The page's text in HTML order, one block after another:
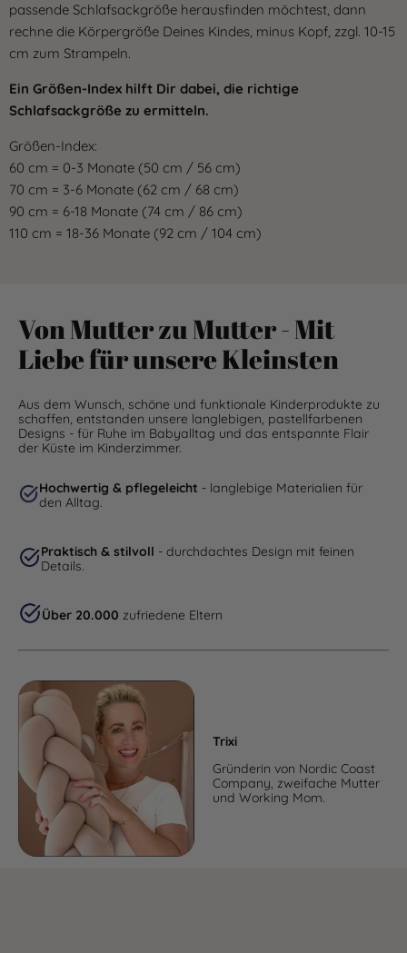
passende Schlafsackgröße herausfinden möchtest, dann
rechne die Körpergröße Deines Kindes, minus Kopf, zzgl. 10-15
cm zum Strampeln.
Ein Größen-Index hilft Dir dabei, die richtige
Schlafsackgröße zu ermitteln.
Größen-Index:
60 cm = 0-3 Monate (50 cm / 56 cm)
70 cm = 3-6 Monate (62 cm / 68 cm)
90 cm = 6-18 Monate (74 cm / 86 cm)
110 cm = 18-36 Monate (92 cm / 104 cm)
Von Mutter zu Mutter - Mit
Liebe für unsere Kleinsten
Aus dem Wunsch, schöne und funktionale Kinderprodukte zu
schaffen, entstanden unsere langlebigen, pastellfarbenen
Designs - für Ruhe im Babyalltag und das entspannte Flair
der Küste im Kinderzimmer.
Hochwertig & pflegeleicht - langlebige Materialien für
den Alltag.
Praktisch & stilvoll - durchdachtes Design mit feinen
Details.
Über 20.000 zufriedene Eltern
Trixi
Gründerin von Nordic Coast
Company, zweifache Mutter
und Working Mom.